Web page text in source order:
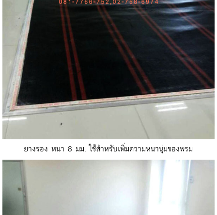
ยางรอง หนา 8 มม. ใช้สำหรับเพิ่มความหนานุ่มของพรม